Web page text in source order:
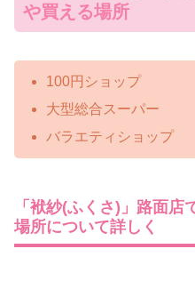
や買える場所
100円ショップ
大型総合スーパー
バラエティショップ
「袱紗(ふくさ)」路面
場所について詳しく